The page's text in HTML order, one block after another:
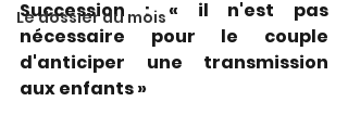
Le dossier du mois
Succession : « il n'est pas
nécessaire pour le couple
d'anticiper une transmission
aux enfants »